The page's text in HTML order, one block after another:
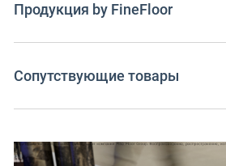
Продукция by FineFloor
Сопутствующие товары